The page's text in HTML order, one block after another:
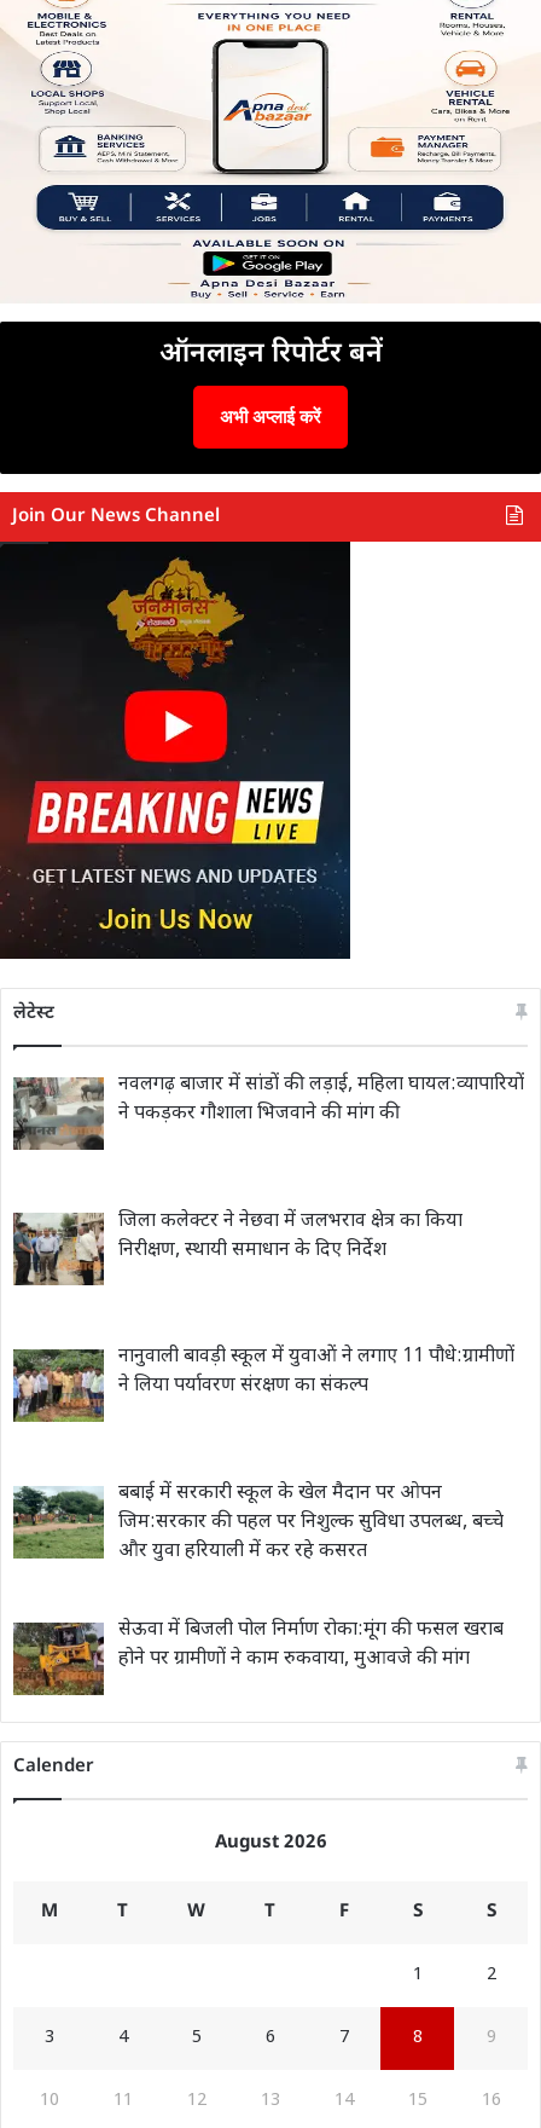
ऑनलाइन रिपोर्टर बनें
अभी अप्लाई करें
Join Our News Channel
लेटेस्ट
नवलगढ़ बाजार में सांडों की लड़ाई, महिला घायल:व्यापारियों
ने पकड़कर गौशाला भिजवाने की मांग की
जिला कलेक्टर ने नेछवा में जलभराव क्षेत्र का किया
निरीक्षण, स्थायी समाधान के दिए निर्देश
नानुवाली बावड़ी स्कूल में युवाओं ने लगाए 11 पौधे:ग्रामीणों
ने लिया पर्यावरण संरक्षण का संकल्प
बबाई में सरकारी स्कूल के खेल मैदान पर ओपन
जिम:सरकार की पहल पर निशुल्क सुविधा उपलब्ध, बच्चे
और युवा हरियाली में कर रहे कसरत
सेऊवा में बिजली पोल निर्माण रोका:मूंग की फसल खराब
होने पर ग्रामीणों ने काम रुकवाया, मुआवजे की मांग
Calender
August 2026
M T W T F S S
1 2
3 4 5 6 7 8 9
10 11 12 13 14 15 16